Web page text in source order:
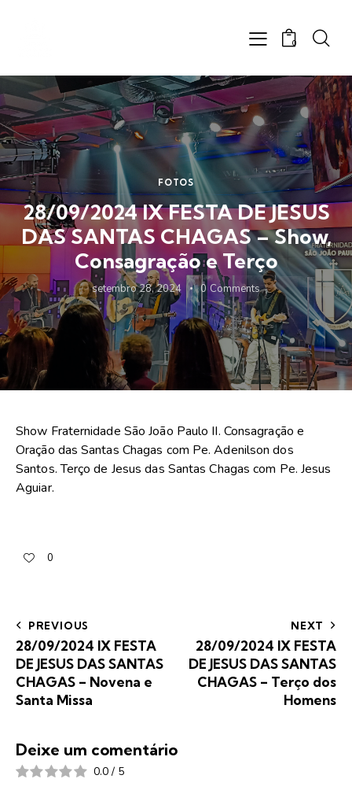
0
FOTOS
28/09/2024 IX FESTA DE JESUS
DAS SANTAS CHAGAS – Show,
Consagração e Terço
setembro 28, 2024 0 Comments
Show Fraternidade São João Paulo II. Consagração e
Oração das Santas Chagas com Pe. Adenilson dos
Santos. Terço de Jesus das Santas Chagas com Pe. Jesus
Aguiar.
0
PREVIOUS
28/09/2024 IX FESTA
DE JESUS DAS SANTAS
CHAGAS – Novena e
Santa Missa
NEXT
28/09/2024 IX FESTA
DE JESUS DAS SANTAS
CHAGAS – Terço dos
Homens
Deixe um comentário
0.0 / 5